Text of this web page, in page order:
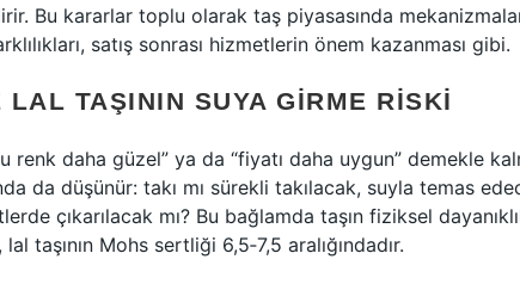
Bu kararlar toplu olarak taş piyasasında
satış sonrası hizmetlerin önem kazanması gibi.
TAŞININ SUYA GIRME RISKI
renk daha güzel” ya da “fiyatı daha uygun” demekle
da düşünür: takı mı sürekli takılacak, suyla temas
çıkarılacak mı? Bu bağlamda taşın fiziksel
taşının Mohs sertliği 6,5‑7,5 aralığındadır.